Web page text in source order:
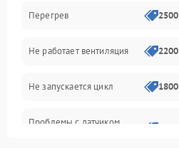
Датчики
Безопасность
Перегрев
Не работает вентиляция
Не запускается цикл
Проблемы с датчиком